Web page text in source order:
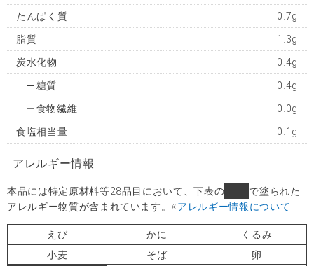
たんぱく質 0.7g
脂質 1.3g
炭水化物 0.4g
糖質 0.4g
食物繊維 0.0g
食塩相当量 0.1g
アレルギー情報
本品には特定原材料等28品目において、下表の
で塗られた
アレルギー物質が含まれています。※アレルギー情報について
えび かに
くるみ
小麦
そば
卵